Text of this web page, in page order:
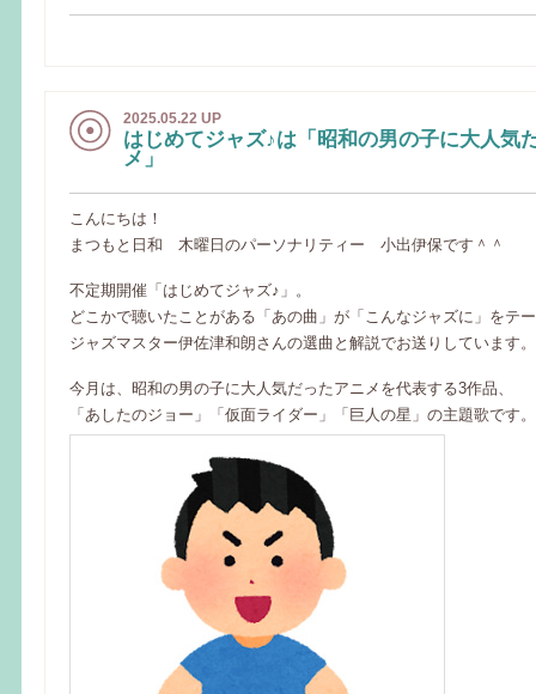
2025.05.22 UP
はじめてジャズ♪は「昭和の男の子に大人気
メ」
こんにちは！
まつもと日和 木曜日のパーソナリティー 小出伊保です＾＾
不定期開催「はじめてジャズ♪」。
どこかで聴いたことがある「あの曲」が「こんなジャズに」をテ
ジャズマスター伊佐津和朗さんの選曲と解説でお送りしています。
今月は、昭和の男の子に大人気だったアニメを代表する3作品、
「あしたのジョー」「仮面ライダー」「巨人の星」の主題歌です。